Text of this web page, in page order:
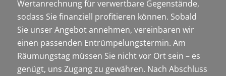
Wertanrechnung für verwertbare Gegenstände,
sodass Sie finanziell profitieren können. Sobald
Sie unser Angebot annehmen, vereinbaren wir
einen passenden Entrümpelungstermin. Am
Räumungstag müssen Sie nicht vor Ort sein – es
genügt, uns Zugang zu gewähren. Nach Abschluss